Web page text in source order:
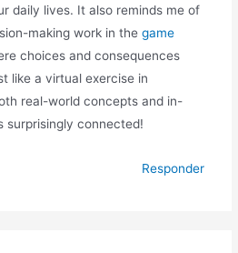
daily lives. It also reminds me of
making work in the game
choices and consequences
like a virtual exercise in
real-world concepts and in-
surprisingly connected!
Responder